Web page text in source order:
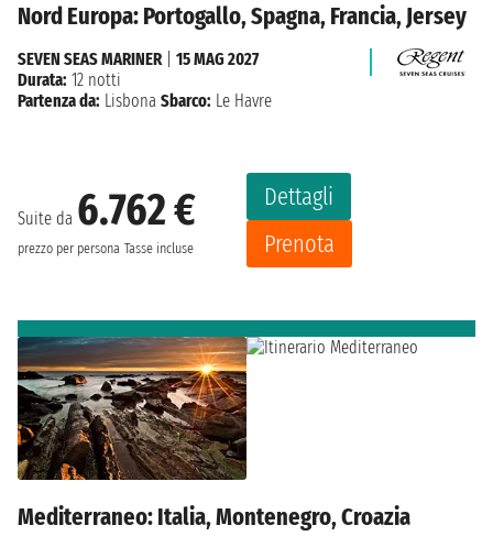
Nord Europa: Portogallo, Spagna, Francia, Jersey
Suite da 6.762 €
prezzo per persona Tasse incluse
Dettagli
Prenota
SEVEN SEAS MARINER| 15 MAG 2027
Durata: 12 notti
Partenza da: Lisbona Sbarco: Le Havre
Mediterraneo: Italia, Montenegro, Croazia